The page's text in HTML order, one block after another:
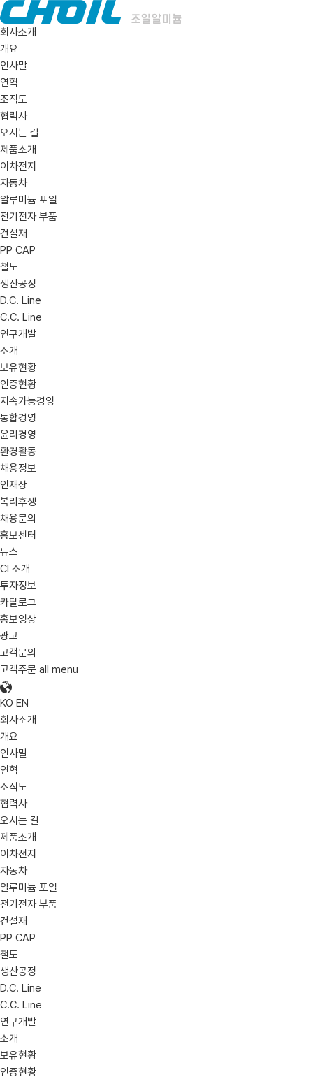
회사소개
개요
인사말
연혁
조직도
협력사
오시는 길
제품소개
이차전지
자동차
알루미늄 포일
전기전자 부품
건설재
PP CAP
철도
생산공정
D.C. Line
C.C. Line
연구개발
소개
보유현황
인증현황
지속가능경영
통합경영
윤리경영
환경활동
채용정보
인재상
복리후생
채용문의
홍보센터
뉴스
CI 소개
투자정보
카탈로그
홍보영상
광고
고객문의
고객주문 all menu
KO EN
회사소개
개요
인사말
연혁
조직도
협력사
오시는 길
제품소개
이차전지
자동차
알루미늄 포일
전기전자 부품
건설재
PP CAP
철도
생산공정
D.C. Line
C.C. Line
연구개발
소개
보유현황
인증현황